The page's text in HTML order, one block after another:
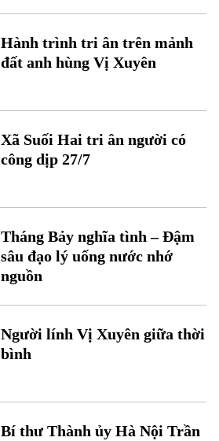
Hành trình tri ân trên mảnh
đất anh hùng Vị Xuyên
Xã Suối Hai tri ân người có
công dịp 27/7
Tháng Bảy nghĩa tình – Đậm
sâu đạo lý uống nước nhớ
nguồn
Người lính Vị Xuyên giữa thời
bình
Bí thư Thành ủy Hà Nội Trần